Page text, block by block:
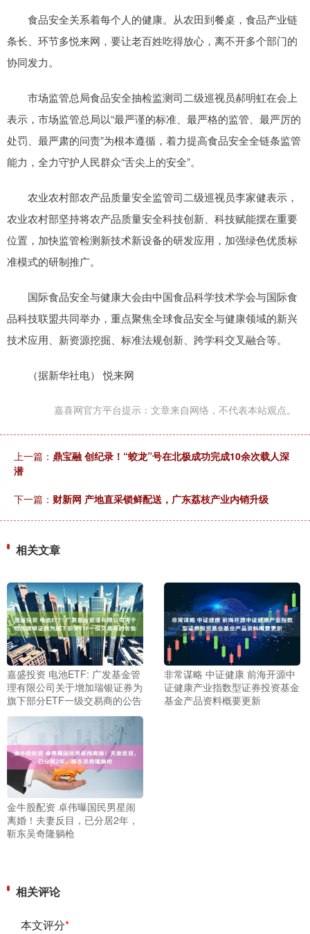
食品安全关系着每个人的健康。从农田到餐桌，食品产业链
条长、环节多悦来网，要让老百姓吃得放心，离不开多个部门的
协同发力。
市场监管总局食品安全抽检监测司二级巡视员郝明虹在会上
表示，市场监管总局以“最严谨的标准、最严格的监管、最严厉的
处罚、最严肃的问责”为根本遵循，着力提高食品安全全链条监管
能力，全力守护人民群众“舌尖上的安全”。
农业农村部农产品质量安全监管司二级巡视员李家健表示，
农业农村部坚持将农产品质量安全科技创新、科技赋能摆在重要
位置，加快监管检测新技术新设备的研发应用，加强绿色优质标
准模式的研制推广。
国际食品安全与健康大会由中国食品科学技术学会与国际食
品科技联盟共同举办，重点聚焦全球食品安全与健康领域的新兴
技术应用、新资源挖掘、标准法规创新、跨学科交叉融合等。
（据新华社电） 悦来网
嘉喜网官方平台提示：文章来自网络，不代表本站观点。
上一篇： 鼎宝融 创纪录！“蛟龙”号在北极成功完成10余次载人深
潜
下一篇： 财新网 产地直采锁鲜配送，广东荔枝产业内销升级
相关文章
嘉盛投资 电池ETF: 广发基金管
理有限公司关于增加瑞银证券为
旗下部分ETF一级交易商的公告
非常谋略 中证健康 前海开源中
证健康产业指数型证券投资基金
基金产品资料概要更新
金牛股配资 卓伟曝国民男星闹
离婚！夫妻反目，已分居2年，
靳东吴奇隆躺枪
相关评论
本文评分*